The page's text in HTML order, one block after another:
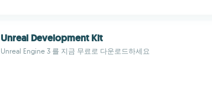
Unreal Development Kit
Unreal Engine 3 를 지금 무료로 다운로드하세요